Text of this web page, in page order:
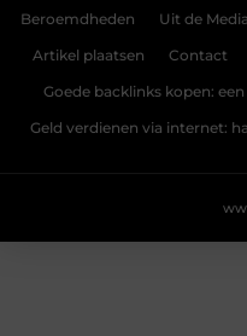
Beroemdheden Uit de Media
Artikel plaatsen Contact
Goede backlinks kopen:
Geld verdienen via internet: